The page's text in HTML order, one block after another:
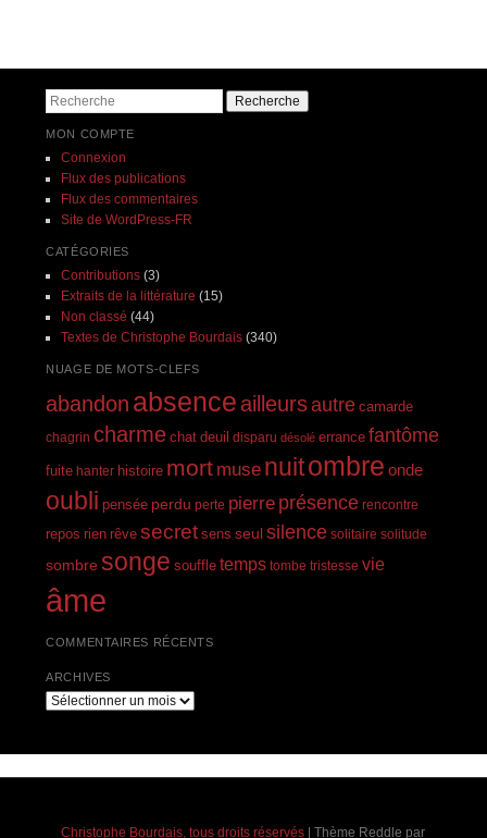
Recherche
MON COMPTE
Connexion
Flux des publications
Flux des commentaires
Site de WordPress-FR
CATÉGORIES
Contributions(3)
Extraits de la littérature (15)
Non classé (44)
Textes de Christophe Bourdais(340)
NUAGE DE MOTS-CLEFS
abandon absence ailleursautre camarde
chagrin charme chat deuil disparu désolé errance fantôme
fuite hanter histoire mort muse nuitombre onde
oubli pensée perdu perte pierre présence rencontre
repos rien rêve secret sens seul silence solitaire solitude
sombre songe souffle temps tombe tristesse vie
âme
COMMENTAIRES RÉCENTS
ARCHIVES
Archives
Christophe Bourdais, tous droits réservés |Thème Reddle par